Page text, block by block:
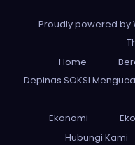
Proudly powered by
Home
Depinas SOKSI
Ekonomi
Hubungi Kami